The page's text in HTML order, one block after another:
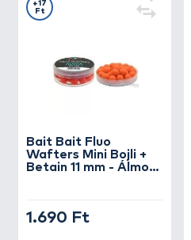
Bait Bait Fluo
Wafters Mini Bojli +
Betain 11 mm - Álmok
+17
Ft
1.690 Ft